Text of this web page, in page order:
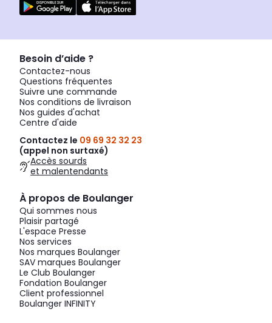
Besoin d’aide ?
Contactez-nous
Questions fréquentes
Suivre une commande
Nos conditions de livraison
Nos guides d'achat
Centre d'aide
Contactez le 09 69 32 32 23
(appel non surtaxé)
Accès sourds
et malentendants
À propos de Boulanger
Qui sommes nous
Plaisir partagé
L'espace Presse
Nos services
Nos marques Boulanger
SAV marques Boulanger
Le Club Boulanger
Fondation Boulanger
Client professionnel
Boulanger INFINITY